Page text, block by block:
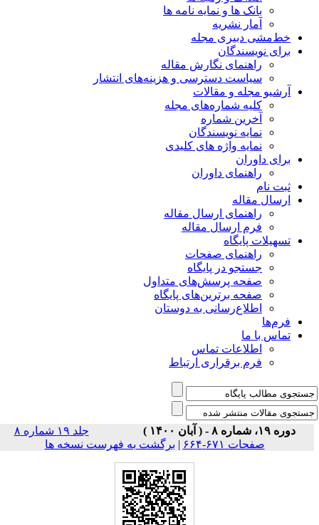
بانک ها و نمایه نامه ها
آمار نشریه
خط‌مشی دبیری مجله
برای نویسندگان
راهنمای نگارش مقاله
سیاست دسترسی و هزینه‌های انتشار
آرشیو مجله و مقالات
کلیه شماره‌های مجله
آخرین شماره
نمایه نویسندگان
نمایه واژه های کلیدی
برای داوران
راهنمای داوران
ثبت نام
ارسال مقاله
راهنمای ارسال مقاله
فرم ارسال مقاله
تسهیلات پایگاه
راهنمای صفحات
جستجو در پایگاه
صفحه پرسش‌های متداول
صفحه برترین‌های پایگاه
اطلاع‌رسانی به دوستان
فرم‌ها
تماس با ما
اطلاعات تماس
فرم برقراری ارتباط
دوره ۱۹، شماره ۸ - ( آبان ۱۴۰۰ )
جلد ۱۹ شماره ۸
صفحات ۶۷۱-۶۶۴
| برگشت به فهرست نسخه ها